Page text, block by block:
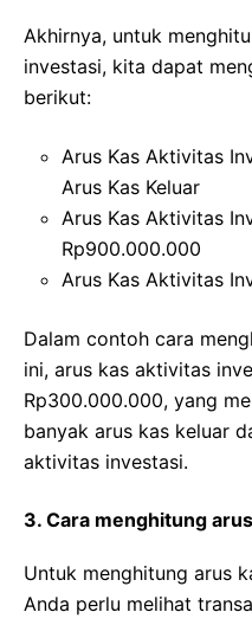
Akhirnya, untuk
investasi, kita dapat
berikut:
Arus Kas Aktivitas
Arus Kas Keluar
Arus Kas Aktivitas
Rp900.000.000
Arus Kas Aktivitas
Dalam contoh cara
ini, arus kas aktivitas
Rp300.000.000, yang
banyak arus kas keluar
aktivitas investasi.
3. Cara menghitung
Untuk menghitung arus
Anda perlu melihat